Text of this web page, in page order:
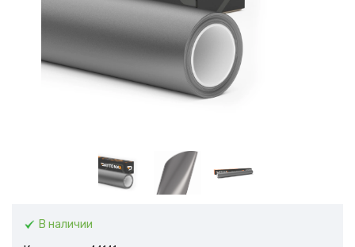
В наличии